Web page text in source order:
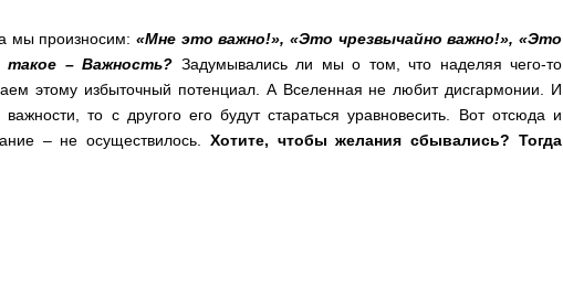
мы произносим: «Мне это важно!», «Это чрезвычайно важно!», «Это
– Важность? Задумывались ли мы о том, что наделяя чего-то
этому избыточный потенциал. А Вселенная не любит дисгармонии. И
то с другого его будут стараться уравновесить. Вот отсюда и
– не осуществилось. Хотите, чтобы желания сбывались? Тогда